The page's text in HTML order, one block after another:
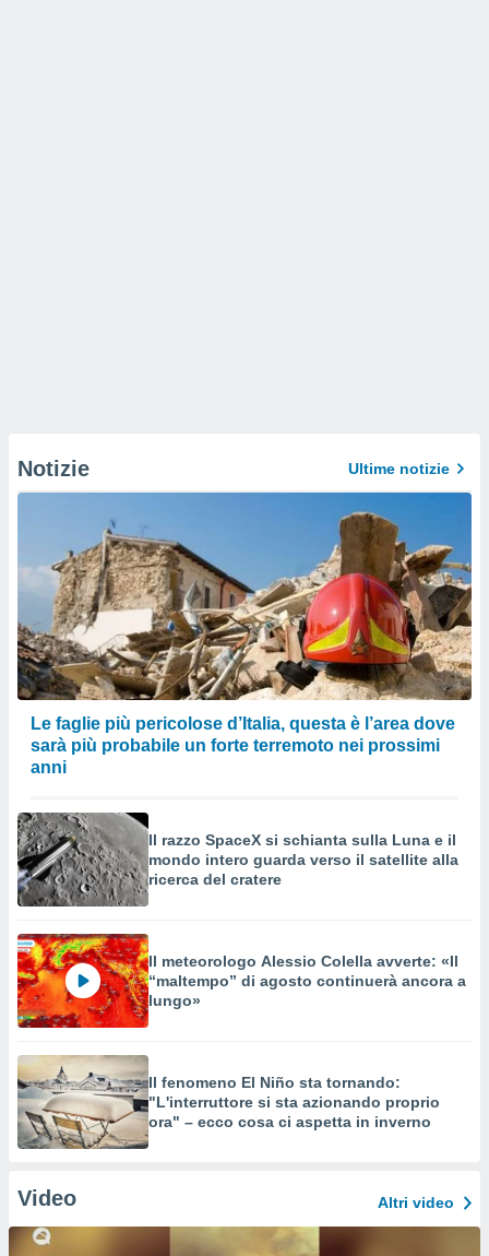
Notizie Ultime notizie
Le faglie più pericolose d’Italia, questa è l’area dove
sarà più probabile un forte terremoto nei prossimi
anni
Il razzo SpaceX si schianta sulla Luna e il
mondo intero guarda verso il satellite alla
ricerca del cratere
Il meteorologo Alessio Colella avverte: «Il
“maltempo” di agosto continuerà ancora a
lungo»
Il fenomeno El Niño sta tornando:
"L'interruttore si sta azionando proprio
ora" – ecco cosa ci aspetta in inverno
Video Altri video